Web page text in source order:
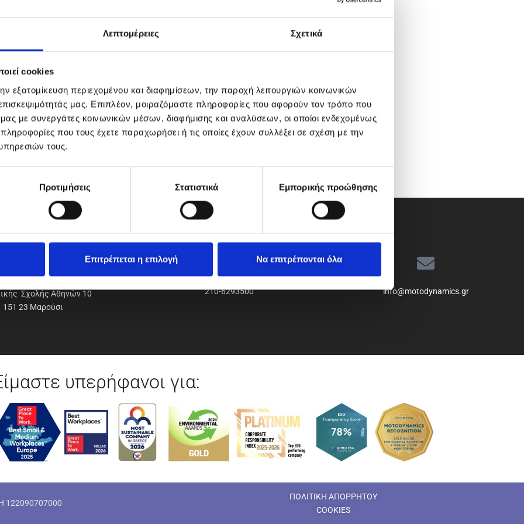
Λεπτομέρειες Σχετικά
cookies
εξατομίκευση περιεχομένου και διαφημίσεων, την παροχή λειτουργιών κοινωνικών
μας. Επιπλέον, μοιραζόμαστε πληροφορίες που αφορούν τον τρόπο που
μας με συνεργάτες κοινωνικών μέσων, διαφήμισης και αναλύσεων, οι οποίοι ενδεχομένως
που τους έχετε παραχωρήσει ή τις οποίες έχουν συλλέξει σε σχέση με την
τους.
Προτιμήσεις Στατιστικά Εμπορικής προώθησης
Επιτρέπεται η επιλογή Να επιτρέπονται όλα
Α.Ε.Ε.
Σχολής Αθηνών 10
151 23 Μαρούσι
210-6293500 info@motodynamics.gr
υπερήφανοι για:
122090707000
ΠΟΛΙΤΙΚΗ ΑΠΟΡΡΗΤΟΥ
COOKIES